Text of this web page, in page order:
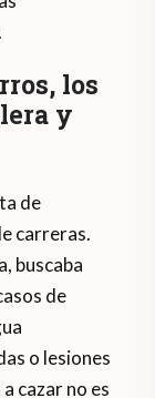
los
y
de
carreras.
buscaba
de
o lesiones
cazar no es